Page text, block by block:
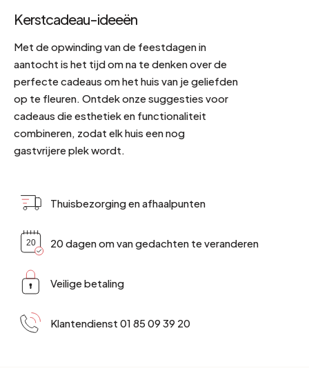
Kerstcadeau-ideeën
Met de opwinding van de feestdagen in
aantocht is het tijd om na te denken over de
perfecte cadeaus om het huis van je geliefden
op te fleuren. Ontdek onze suggesties voor
cadeaus die esthetiek en functionaliteit
combineren, zodat elk huis een nog
gastvrijere plek wordt.
Thuisbezorging en afhaalpunten
20 dagen om van gedachten te veranderen
Veilige betaling
Klantendienst 01 85 09 39 20